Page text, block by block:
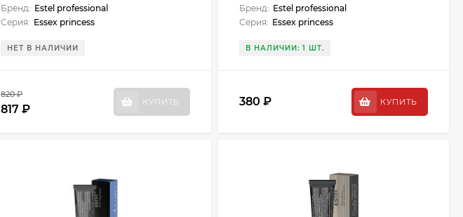
Бренд: Estel professional
Серия: Essex princess
НЕТ В НАЛИЧИИ
820 ₽
817 ₽
КУПИТЬ
Бренд: Estel professional
Серия: Essex princess
В НАЛИЧИИ: 1 ШТ.
380 ₽ КУПИТЬ